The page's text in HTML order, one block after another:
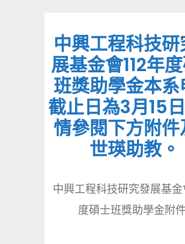
中興工程科技
展基金會112年
班獎助學金本
截止日為3月15
情參閱下方附件
世瑛助教。
中興工程科技研究發展基金
度碩士班獎助學金附